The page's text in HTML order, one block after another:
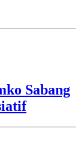
Sabang